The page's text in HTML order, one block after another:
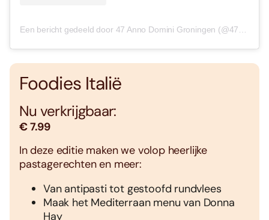
Een bericht gedeeld door 47 Anno Domini Groningen (@47annodomini.groningen)
Foodies Italië
Nu verkrijgbaar:
€ 7.99
In deze editie maken we volop heerlijke
pastagerechten en meer:
Van antipasti tot gestoofd rundvlees
Maak het Mediterraan menu van Donna
Hay